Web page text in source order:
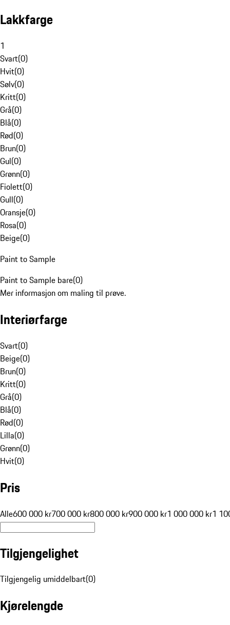
Lakkfarge
1
Svart(0)
Hvit(0)
Sølv(0)
Kritt(0)
Grå(0)
Blå(0)
Rød(0)
Brun(0)
Gul(0)
Grønn(0)
Fiolett(0)
Gull(0)
Oransje(0)
Rosa(0)
Beige(0)
Paint to Sample
Paint to Sample bare(0)
Mer informasjon om maling til prøve.
Interiørfarge
Svart(0)
Beige(0)
Brun(0)
Kritt(0)
Grå(0)
Blå(0)
Rød(0)
Lilla(0)
Grønn(0)
Hvit(0)
Pris
Alle600 000 kr700 000 kr800 000 kr900 000 kr1 000 000 kr1
Tilgjengelighet
Tilgjengelig umiddelbart(0)
Kjørelengde